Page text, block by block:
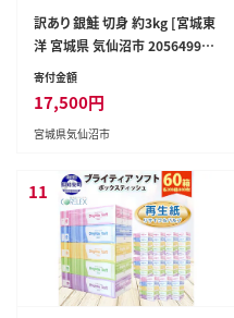
訳あり 銀鮭 切身 約3kg [宮城東
洋 宮城県 気仙沼市 20564992]
鮭 魚介類 海鮮 訳アリ 規格外 不
り身 冷凍 家庭用 おかず 弁当 支
援 サーモン 銀鮭切り身 魚 わけ
寄付金額
17,500円
宮城県気仙沼市
11